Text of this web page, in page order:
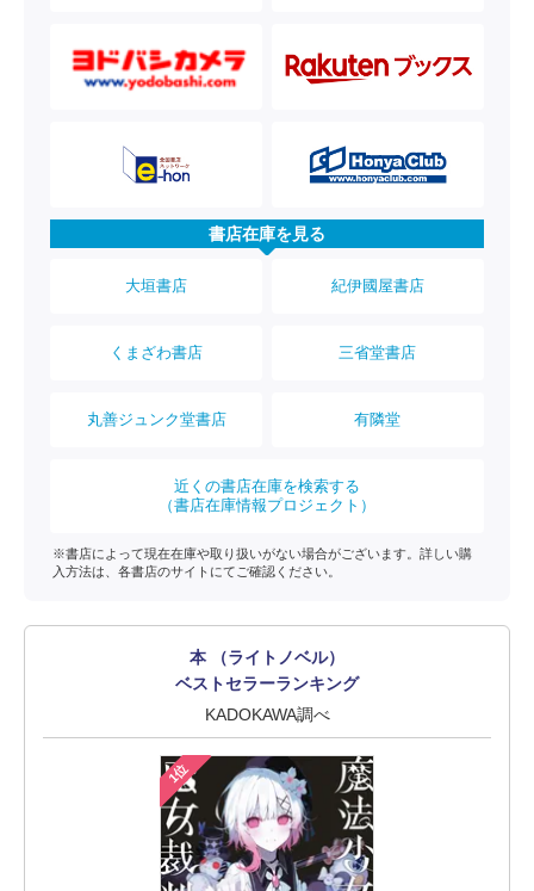
書店在庫を見る
大垣書店 紀伊國屋書店
くまざわ書店 三省堂書店
丸善ジュンク堂書店 有隣堂
近くの書店在庫を検索する
（書店在庫情報プロジェクト）
※書店によって現在在庫や取り扱いがない場合がございます。詳しい購
入方法は、各書店のサイトにてご確認ください。
本 （ライトノベル）
ベストセラーランキング
KADOKAWA調べ
1位